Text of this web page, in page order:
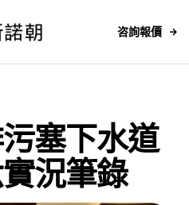
咨詢報價
塞下水道
況筆錄